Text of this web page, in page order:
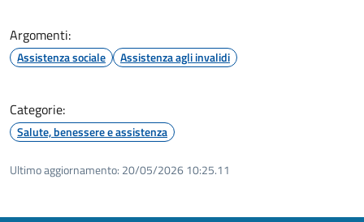
Argomenti:
Assistenza sociale Assistenza agli invalidi
Categorie:
Salute, benessere e assistenza
Ultimo aggiornamento: 20/05/2026 10:25.11